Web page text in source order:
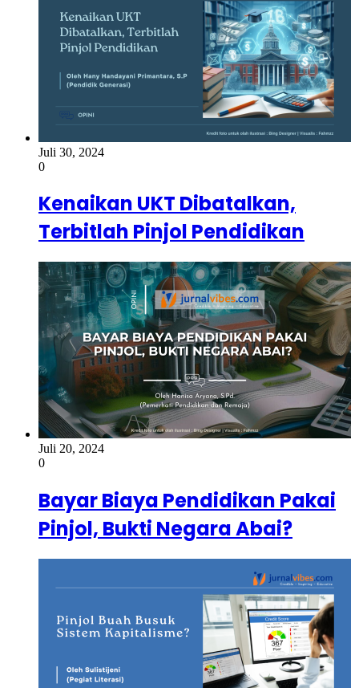
Juli 30, 2024
0
Kenaikan UKT Dibatalkan,
Terbitlah Pinjol Pendidikan
Juli 20, 2024
0
Bayar Biaya Pendidikan Pakai
Pinjol, Bukti Negara Abai?